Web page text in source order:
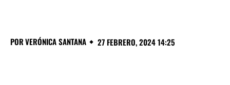
PORVERÓNICA SANTANA 27 FEBRERO, 2024 14:25